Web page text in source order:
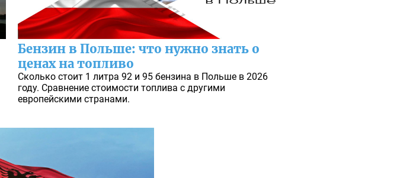
Бензин в Польше: что нужно знать о
ценах на топливо
Сколько стоит 1 литра 92 и 95 бензина в Польше в 2026
году. Сравнение стоимости топлива с другими
европейскими странами.